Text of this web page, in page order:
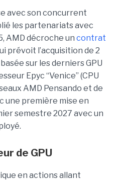
avec son concurrent
les partenariats avec
AMD décroche un contrat
prévoit l’acquisition de 2
sur les derniers GPU
Epyc “Venice” (CPU
AMD Pensando et de
une première mise en
semestre 2027 avec un
de GPU
en actions allant